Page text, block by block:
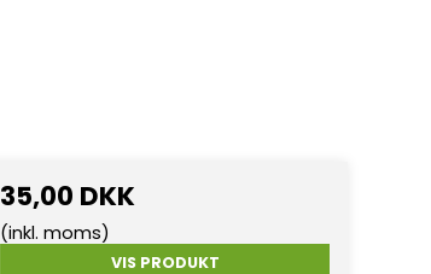
35,00 DKK
(inkl. moms)
VIS PRODUKT